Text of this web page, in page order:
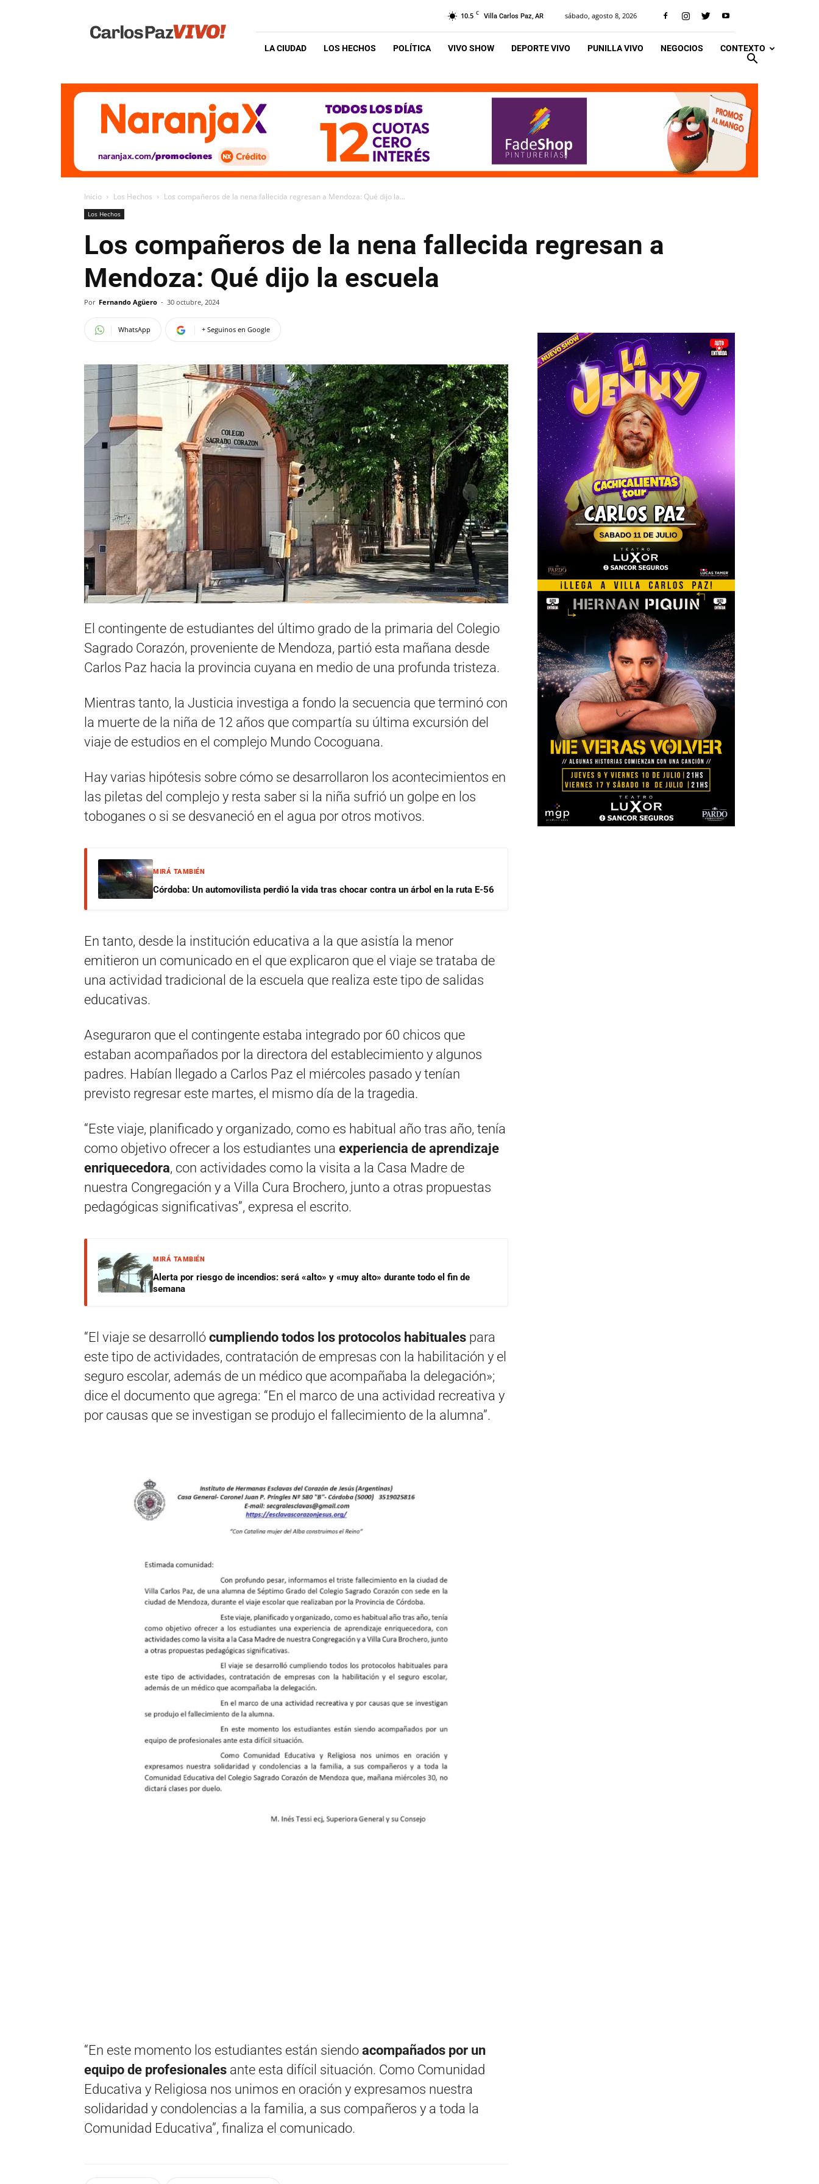
Vivo
10.5 C Villa Carlos Paz, AR sábado, agosto 8, 2026
LA CIUDAD LOS HECHOS POLÍTICA VIVO SHOW DEPORTE VIVO PUNILLA VIVO NEGOCIOS CONTEXTO
Inicio Los Hechos Los compañeros de la nena fallecida regresan a Mendoza: Qué dijo la...
Los Hechos
Los compañeros de la nena fallecida regresan a
Mendoza: Qué dijo la escuela
Por Fernando Agüero - 30 octubre, 2024
WhatsApp + Seguinos en Google
El contingente de estudiantes del último grado de la primaria del Colegio
Sagrado Corazón, proveniente de Mendoza, partió esta mañana desde
Carlos Paz hacia la provincia cuyana en medio de una profunda tristeza.
Mientras tanto, la Justicia investiga a fondo la secuencia que terminó con
la muerte de la niña de 12 años que compartía su última excursión del
viaje de estudios en el complejo Mundo Cocoguana.
Hay varias hipótesis sobre cómo se desarrollaron los acontecimientos en
las piletas del complejo y resta saber si la niña sufrió un golpe en los
toboganes o si se desvaneció en el agua por otros motivos.
MIRÁ TAMBIÉN
Córdoba: Un automovilista perdió la vida tras chocar contra un árbol en la ruta E-56
En tanto, desde la institución educativa a la que asistía la menor
emitieron un comunicado en el que explicaron que el viaje se trataba de
una actividad tradicional de la escuela que realiza este tipo de salidas
educativas.
Aseguraron que el contingente estaba integrado por 60 chicos que
estaban acompañados por la directora del establecimiento y algunos
padres. Habían llegado a Carlos Paz el miércoles pasado y tenían
previsto regresar este martes, el mismo día de la tragedia.
“Este viaje, planificado y organizado, como es habitual año tras año, tenía
como objetivo ofrecer a los estudiantes una experiencia de aprendizaje
enriquecedora, con actividades como la visita a la Casa Madre de
nuestra Congregación y a Villa Cura Brochero, junto a otras propuestas
pedagógicas significativas”, expresa el escrito.
MIRÁ TAMBIÉN
Alerta por riesgo de incendios: será «alto» y «muy alto» durante todo el fin de
semana
“El viaje se desarrolló cumpliendo todos los protocolos habituales para
este tipo de actividades, contratación de empresas con la habilitación y el
seguro escolar, además de un médico que acompañaba la delegación»;
dice el documento que agrega: “En el marco de una actividad recreativa y
por causas que se investigan se produjo el fallecimiento de la alumna”.
“En este momento los estudiantes están siendo acompañados por un
equipo de profesionales ante esta difícil situación. Como Comunidad
Educativa y Religiosa nos unimos en oración y expresamos nuestra
solidaridad y condolencias a la familia, a sus compañeros y a toda la
Comunidad Educativa”, finaliza el comunicado.